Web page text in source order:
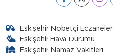
Eskişehir Nöbetçi Eczaneler
Eskişehir Hava Durumu
Eskişehir Namaz Vakitleri